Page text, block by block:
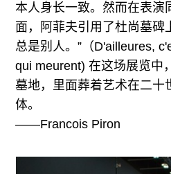
本人身长一致。然而在表演
面，阿菲夫引用了杜尚墓碑
总是别人。”（D'ailleures,
qui meurent) 在这场展览中
墓地，里面葬着艺术在二十
体。
——Francois Piron